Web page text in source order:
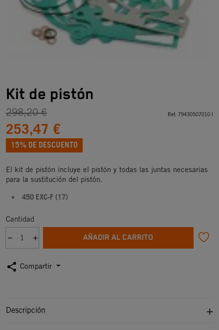
Kit de pistón
298,20 €
253,47 €
15% DE DESCUENTO
Ref: 79430507010 I
El kit de pistón incluye el pistón y todas las juntas necesarias
para la sustitución del pistón.
450 EXC-F (17)
Cantidad
AÑADIR AL CARRITO
share Compartir
Descripción